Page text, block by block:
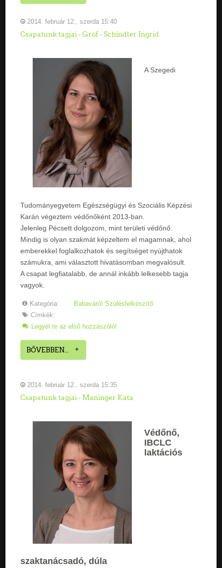
2014. február 12., szerda 15:40
Csapatunk tagjai - Gróf - Schindler Ingrid
A Szegedi
Tudományegyetem Egészségügyi és Szociális Képzési
Karán végeztem védőnőként 2013-ban.
Jelenleg Pécsett dolgozom, mint területi védőnő.
Mindig is olyan szakmát képzeltem el magamnak, ahol
emberekkel foglalkozhatok és segítséget nyújthatok
számukra, ami választott hivatásomban megvalósult.
A csapat legfiatalabb, de annál inkább lelkesebb tagja
vagyok.
Kategória:
Babaváró! Szülésfelkészítő
Címkék:
Legyél te az első hozzászóló!
BŐVEBBEN...
2014. február 12., szerda 15:35
Csapatunk tagjai - Maninger Kata
Védőnő,
IBCLC
laktációs
szaktanácsadó, dúla